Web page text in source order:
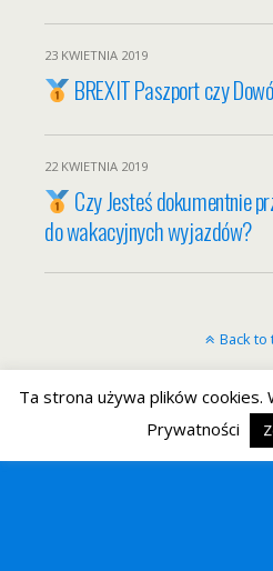
23 KWIETNIA 2019
BREXIT Paszport czy
22 KWIETNIA 2019
Czy Jesteś dokumentnie
do wakacyjnych wyjazdów?
Back to
Mobile
Ta strona używa plików cookies.
Prywatności